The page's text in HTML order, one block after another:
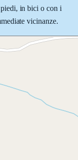
in bici o con i
vicinanze.